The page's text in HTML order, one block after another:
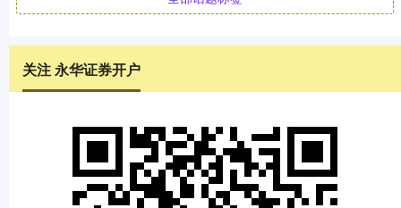
关注 永华证券开户